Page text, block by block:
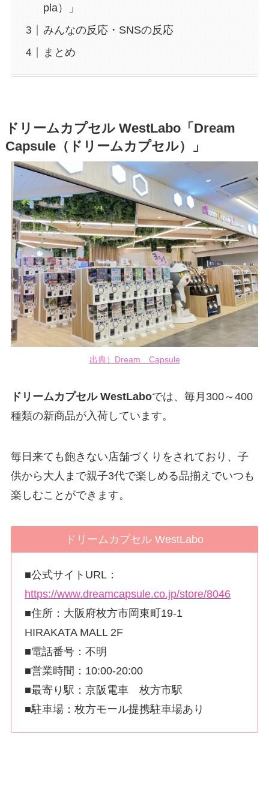
pla）」
みんなの反応・SNSの反応
まとめ
ドリームカプセル WestLabo「Dream
Capsule（ドリームカプセル）」
出典）Dream Capsule
ドリームカプセル WestLaboでは、毎月300～400
種類の新商品が入荷しています。
毎日来ても飽きない店舗づくりをされており、子
供から大人まで親子3代で楽しめる品揃えでいつも
楽しむことができます。
ドリームカプセル WestLabo
■公式サイトURL：
https://www.dreamcapsule.co.jp/store/8046
■住所：大阪府枚方市岡東町19-1
HIRAKATA MALL 2F
■電話番号：不明
■営業時間：10:00-20:00
■最寄り駅：京阪電車 枚方市駅
■駐車場：枚方モール提携駐車場あり